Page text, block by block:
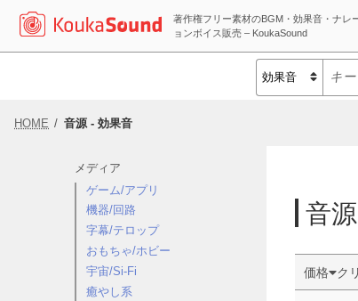
著作権フリー素材のBGM・効果音・ナレ
ョンボイス販売 – KoukaSound
HOME 音源 - 効果音
メディア
ゲーム/アプリ
機器/回路
字幕/テロップ
おもちゃ/ホビー
宇宙/Si-Fi
癒やし系
音
価格 ク